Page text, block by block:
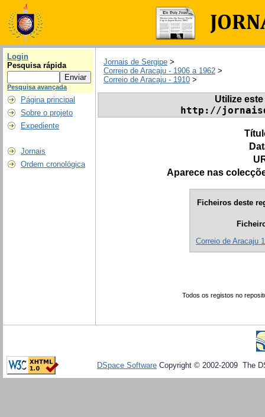
Login
Pesquisa rápida
Pesquisa avançada
Página principal
Sobre o projeto
Expediente
Jornais
Ordem cronológica
Jornais de Sergipe >
Correio de Aracaju - 1906 a 1962 >
Correio de Aracaju - 1910 >
Utilize
http://
Aparece nas
Ficheiros deste
Correio de Aracaju
Todos os registos no
DSpace Software Copyright © 2002-2009 The